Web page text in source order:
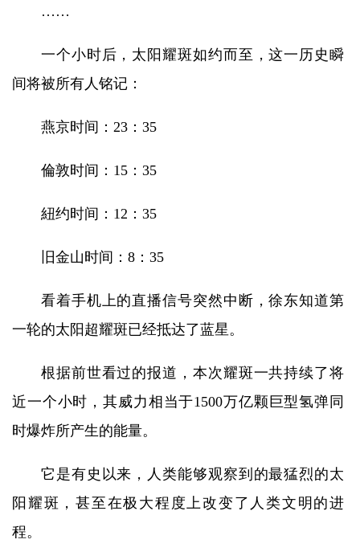
……
一个小时后，太阳耀斑如约而至，这一历史瞬
间将被所有人铭记：
燕京时间：23：35
倫敦时间：15：35
紐约时间：12：35
旧金山时间：8：35
看着手机上的直播信号突然中断，徐东知道第
一轮的太阳超耀斑已经抵达了蓝星。
根据前世看过的报道，本次耀斑一共持续了将
近一个小时，其威力相当于1500万亿颗巨型氢弹同
时爆炸所产生的能量。
它是有史以来，人类能够观察到的最猛烈的太
阳耀斑，甚至在极大程度上改变了人类文明的进
程。